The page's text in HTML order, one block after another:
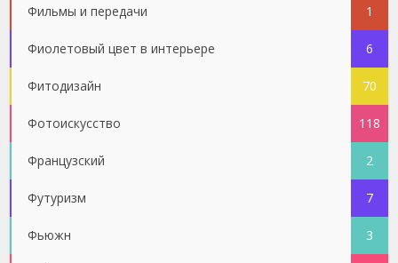
Фильмы и передачи 1
Фиолетовый цвет в интерьере 6
Фитодизайн 70
Фотоискусство 118
Французский 2
Футуризм 7
Фьюжн 3